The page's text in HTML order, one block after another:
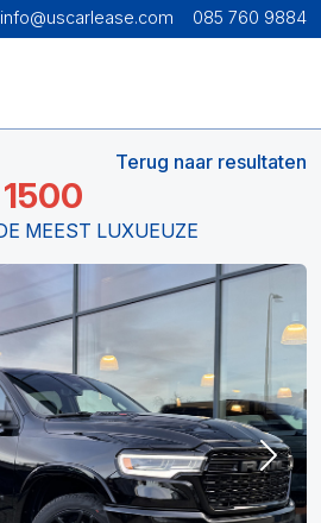
info@uscarlease.com 085 760 9884
Terug naar resultaten
MEEST LUXUEUZE
Next